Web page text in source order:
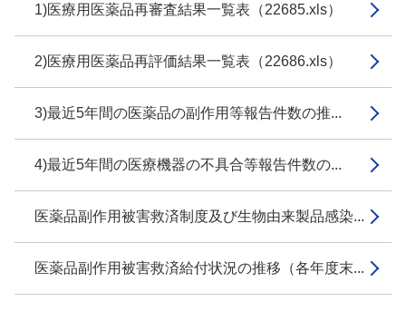
1)医療用医薬品再審査結果一覧表（22685.xls）
2)医療用医薬品再評価結果一覧表（22686.xls）
3)最近5年間の医薬品の副作用等報告件数の推...
4)最近5年間の医療機器の不具合等報告件数の...
医薬品副作用被害救済制度及び生物由来製品感染...
医薬品副作用被害救済給付状況の推移（各年度末...